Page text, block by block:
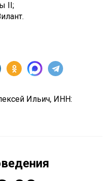
II;
Ильич, ИНН: